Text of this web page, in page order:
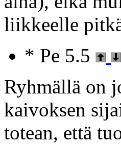
liikkeelle
* Pe 5.5
Ryhmällä on
kaivoksen
totean, että